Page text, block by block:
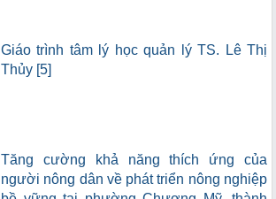
Hướng dẫn ôn tập và thực hành tài chính
Giáo trình tâm lý học quản lý TS. Lê Thị
Thủy [5]
Tăng cường khả năng thích ứng của
người nông dân về phát triển nông nghiệp